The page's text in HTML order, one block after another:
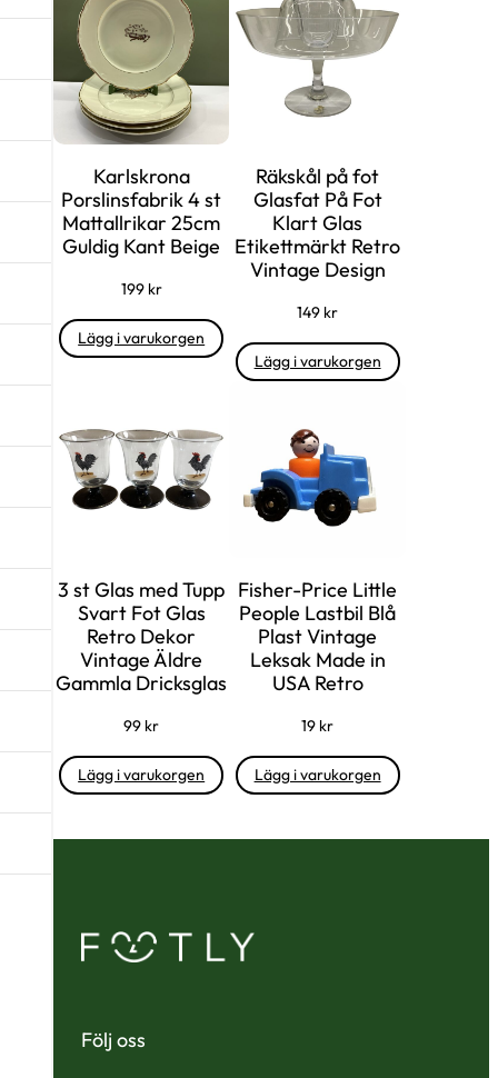
Karlskrona
Porslinsfabrik 4 st
Mattallrikar 25cm
Guldig Kant Beige
199 kr
Lägg i varukorgen
Räkskål på fot
Glasfat På Fot
Klart Glas
Etikettmärkt Retro
Vintage Design
149 kr
Lägg i varukorgen
3 st Glas med Tupp
Svart Fot Glas
Retro Dekor
Vintage Äldre
Gammla Dricksglas
99 kr
Lägg i varukorgen
Fisher-Price Little
People Lastbil Blå
Plast Vintage
Leksak Made in
USA Retro
19 kr
Lägg i varukorgen
Följ oss